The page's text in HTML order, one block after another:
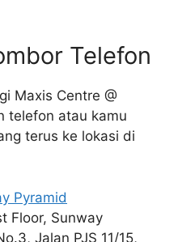
Telefon
Maxis Centre @
telefon atau kamu
terus ke lokasi di
Pyramid
Floor, Sunway
Jalan PJS 11/15,